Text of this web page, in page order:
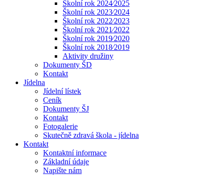
Školní rok 2024⁄2025
Školní rok 2023⁄2024
Školní rok 2022⁄2023
Školní rok 2021⁄2022
Školní rok 2019⁄2020
Školní rok 2018⁄2019
Aktivity družiny
Dokumenty ŠD
Kontakt
Jídelna
Jídelní lístek
Ceník
Dokumenty ŠJ
Kontakt
Fotogalerie
Skutečně zdravá škola - jídelna
Kontakt
Kontaktní informace
Základní údaje
Napište nám